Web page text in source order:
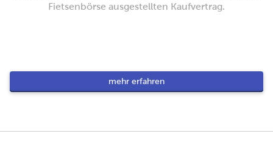
Fietsenbörse ausgestellten Kaufvertrag.
mehr erfahren